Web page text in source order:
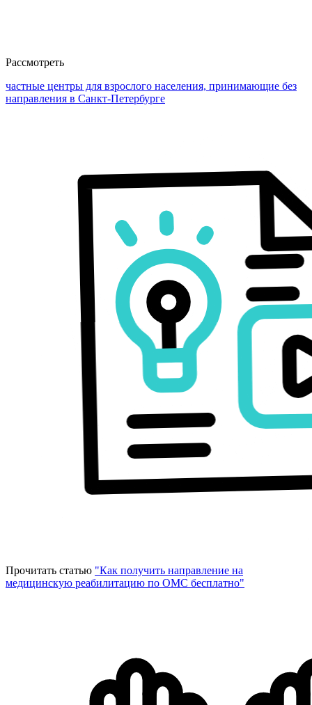
Рассмотреть
частные центры для взрослого населения, принимающие без
направления в Санкт-Петербурге
Прочитать статью "Как получить направление на
медицинскую реабилитацию по ОМС бесплатно"